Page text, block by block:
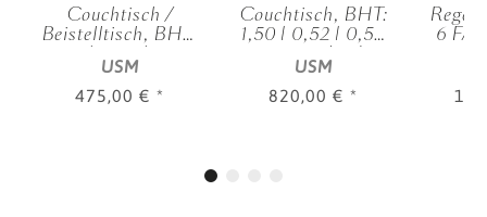
Couchtisch /
Beistelltisch, BHT:
0,75 | 0,52 | 0,50
m, verschied.
Farben
USM
475,00 € *
Couchtisch, BHT:
1,50 | 0,52 | 0,50
m, verschied.
Farben
USM
820,00 € *
Regal
6 FA,